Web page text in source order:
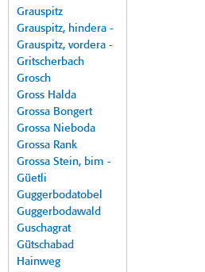
Grauspitz
Grauspitz, hindera -
Grauspitz, vordera -
Gritscherbach
Grosch
Gross Halda
Grossa Bongert
Grossa Nieboda
Grossa Rank
Grossa Stein, bim -
Güetli
Guggerbodatobel
Guggerbodawald
Guschagrat
Gütschabad
Hainweg